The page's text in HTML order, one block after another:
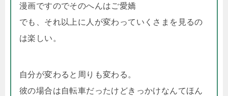
漫画ですのでそのへんはご愛嬌
でも、それ以上に人が変わっていくさまを見るの
は楽しい。
自分が変わると周りも変わる。
彼の場合は自転車だったけどきっかけなんてほん